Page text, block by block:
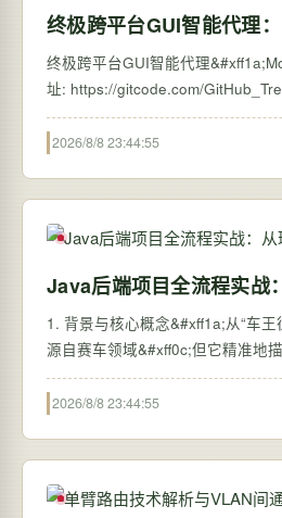
终极跨平台GUI智能代理
终极跨平台GUI智能代理&#xff1a;Mobile-Agent实战三
2026/8/8 23:44:55
Java后端项目全流程实战
1. 背景与核心概念&#xff1a;从“车王征途”到技术人的成长模型 “每一次冲线取胜、
源自赛车领域&#xff0c;但它精准地
2026/8/8 23:44:55